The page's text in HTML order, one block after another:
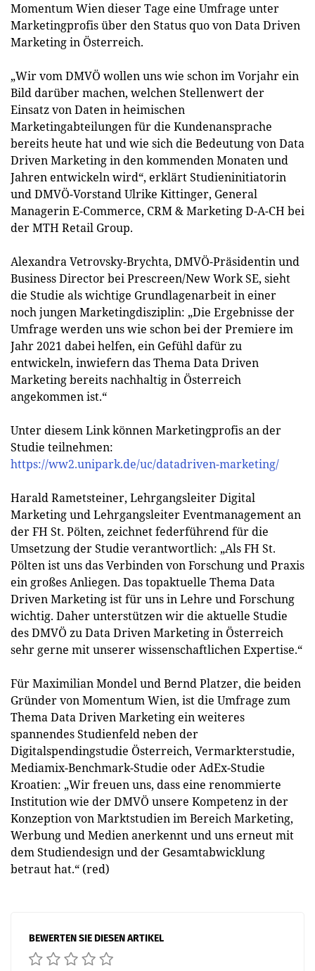
Momentum Wien dieser Tage eine Umfrage unter
Marketingprofis über den Status quo von Data Driven
Marketing in Österreich.
„Wir vom DMVÖ wollen uns wie schon im Vorjahr ein
Bild darüber machen, welchen Stellenwert der
Einsatz von Daten in heimischen
Marketingabteilungen für die Kundenansprache
bereits heute hat und wie sich die Bedeutung von Data
Driven Marketing in den kommenden Monaten und
Jahren entwickeln wird“, erklärt Studieninitiatorin
und DMVÖ-Vorstand Ulrike Kittinger, General
Managerin E-Commerce, CRM & Marketing D-A-CH bei
der MTH Retail Group.
Alexandra Vetrovsky-Brychta, DMVÖ-Präsidentin und
Business Director bei Prescreen/New Work SE, sieht
die Studie als wichtige Grundlagenarbeit in einer
noch jungen Marketingdisziplin: „Die Ergebnisse der
Umfrage werden uns wie schon bei der Premiere im
Jahr 2021 dabei helfen, ein Gefühl dafür zu
entwickeln, inwiefern das Thema Data Driven
Marketing bereits nachhaltig in Österreich
angekommen ist.“
Unter diesem Link können Marketingprofis an der
Studie teilnehmen:
https://ww2.unipark.de/uc/datadriven-marketing/
Harald Rametsteiner, Lehrgangsleiter Digital
Marketing und Lehrgangsleiter Eventmanagement an
der FH St. Pölten, zeichnet federführend für die
Umsetzung der Studie verantwortlich: „Als FH St.
Pölten ist uns das Verbinden von Forschung und Praxis
ein großes Anliegen. Das topaktuelle Thema Data
Driven Marketing ist für uns in Lehre und Forschung
wichtig. Daher unterstützen wir die aktuelle Studie
des DMVÖ zu Data Driven Marketing in Österreich
sehr gerne mit unserer wissenschaftlichen Expertise.“
Für Maximilian Mondel und Bernd Platzer, die beiden
Gründer von Momentum Wien, ist die Umfrage zum
Thema Data Driven Marketing ein weiteres
spannendes Studienfeld neben der
Digitalspendingstudie Österreich, Vermarkterstudie,
Mediamix-Benchmark-Studie oder AdEx-Studie
Kroatien: „Wir freuen uns, dass eine renommierte
Institution wie der DMVÖ unsere Kompetenz in der
Konzeption von Marktstudien im Bereich Marketing,
Werbung und Medien anerkennt und uns erneut mit
dem Studiendesign und der Gesamtabwicklung
betraut hat.“ (red)
BEWERTEN SIE DIESEN ARTIKEL